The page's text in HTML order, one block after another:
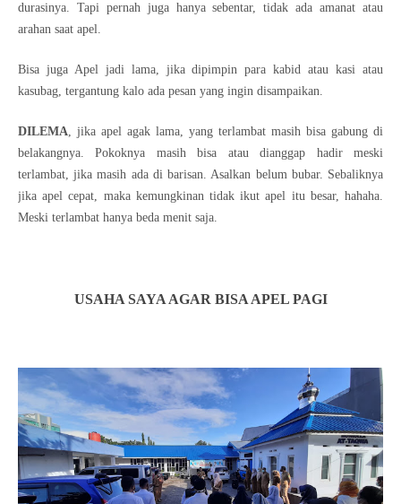
durasinya. Tapi pernah juga hanya sebentar, tidak ada amanat atau
arahan saat apel.
Bisa juga Apel jadi lama, jika dipimpin para kabid atau kasi atau
kasubag, tergantung kalo ada pesan yang ingin disampaikan.
DILEMA, jika apel agak lama, yang terlambat masih bisa gabung di
belakangnya. Pokoknya masih bisa atau dianggap hadir meski
terlambat, jika masih ada di barisan. Asalkan belum bubar. Sebaliknya
jika apel cepat, maka kemungkinan tidak ikut apel itu besar, hahaha.
Meski terlambat hanya beda menit saja.
USAHA SAYA AGAR BISA APEL PAGI